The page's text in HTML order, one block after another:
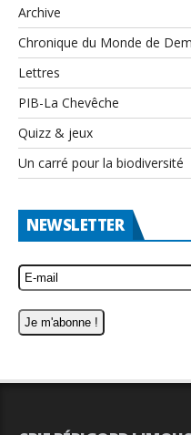
Archive
Chronique du Monde de
Lettres
PIB-La Chevêche
Quizz & jeux
Un carré pour la biodiversité
NEWSLETTER